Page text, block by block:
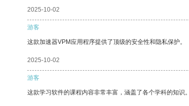
2025-10-02
游客
这款加速器VPM应用程序提供了顶级的安全性和隐私保护。
2025-10-02
游客
这款学习软件的课程内容非常丰富，涵盖了各个学科的知识